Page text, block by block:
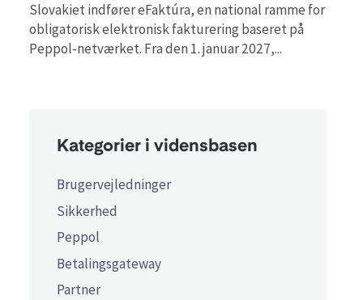
Slovakiet indfører eFaktúra, en national ramme for
obligatorisk elektronisk fakturering baseret på
Peppol-netværket. Fra den 1. januar 2027,...
Kategorier i vidensbasen
Brugervejledninger
Sikkerhed
Peppol
Betalingsgateway
Partner